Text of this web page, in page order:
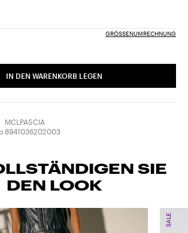
GRÖSSENUMRECHNUNG
IN DEN WARENKORB LEGEN
MCLPASCIA
8941036202003
SIE
DEN LOOK
SALE